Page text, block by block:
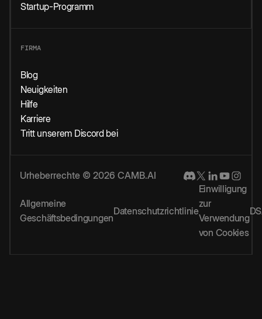
Startup-Programm
FIRMA
Blog
Neuigkeiten
Hilfe
Karriere
Tritt unserem Discord bei
Urheberrechte © 2026 CAMB.AI
Allgemeine
Geschäftsbedingungen
Datenschutzrichtlinie
Einwilligung
zur
Verwendung
von Cookies